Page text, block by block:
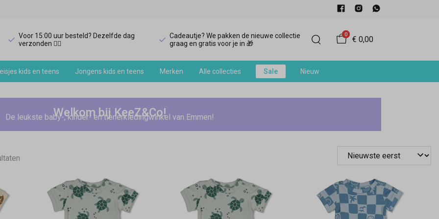
Voor 15:00 uur besteld? Dezelfde dag
verzonden 🏃‍♀️
Cadeautje? We pakken de nieuwe collectie
graag en gratis voor je in 🎁
0
€ 0,00
kids en teens Jongens kids en teens Merken Alle collecties Sale Nieuw
Welkom bij KeeZ&Co!
De leukste baby-, kinder- en tienerkledingwinkel van Emmen!